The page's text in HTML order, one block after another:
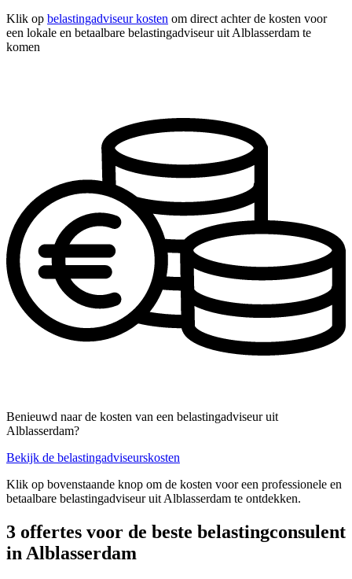
Klik op belastingadviseur kosten om direct achter de kosten voor
een lokale en betaalbare belastingadviseur uit Alblasserdam te
komen
Benieuwd naar de kosten van een belastingadviseur uit
Alblasserdam?
Bekijk de belastingadviseurskosten
Klik op bovenstaande knop om de kosten voor een professionele en
betaalbare belastingadviseur uit Alblasserdam te ontdekken.
3 offertes voor de beste belastingconsulent
in Alblasserdam